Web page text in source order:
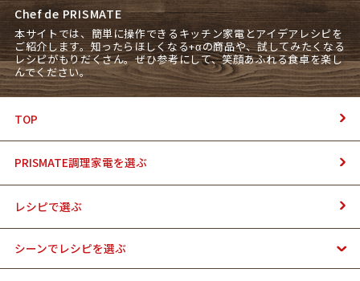
Chef de PRISMATE
本サイトでは、簡単に操作できるキッチン家電とアイデアレシピを
ご紹介します。知ったらほしくなる+αの商品や、試してみたくなる
レシピがもりだくさん。ぜひ参考にして、笑顔あふれる食卓を楽し
んでください。
TOP
PRISMATE調理家電を選ぶ
レシピで選ぶ
シーンでレシピを選ぶ